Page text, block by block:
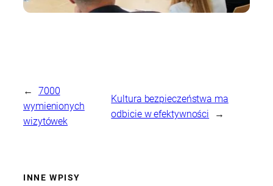
←
7000
wymienionych
wizytówek
Kultura bezpieczeństwa ma
odbicie w efektywności
→
INNE WPISY